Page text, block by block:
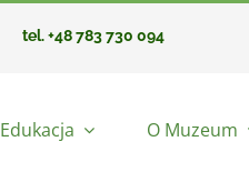
tel. +48 783 730 094
Edukacja O Muzeum